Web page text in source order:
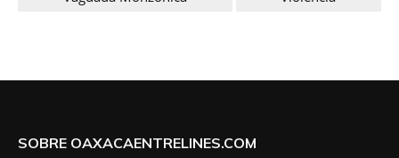
SOBRE OAXACAENTRELINES.COM